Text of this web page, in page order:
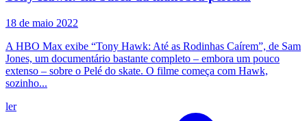
18 de maio 2022
A HBO Max exibe “Tony Hawk: Até as Rodinhas Caírem”, de Sam
Jones, um documentário bastante completo – embora um pouco
extenso – sobre o Pelé do skate. O filme começa com Hawk,
sozinho...
ler